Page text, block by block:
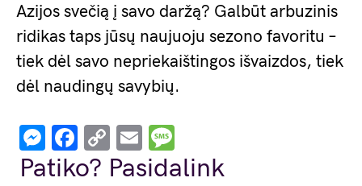
Azijos svečią į savo daržą? Galbūt arbuzinis
ridikas taps jūsų naujuoju sezono favoritu –
tiek dėl savo nepriekaištingos išvaizdos, tiek
dėl naudingų savybių.
Messenger
Facebook
Copy
Link
Email
Patiko? Pasidalink